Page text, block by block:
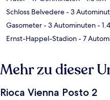
Schloss Belvedere- 3
Gasometer- 3 Autominuten-
Ernst-Happel-Stadion- 7
Mehr zu dieser
Rioca Vienna Posto 2